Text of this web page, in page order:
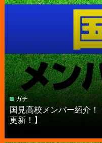
ガチ
国見高校メンバー紹介
更新！】